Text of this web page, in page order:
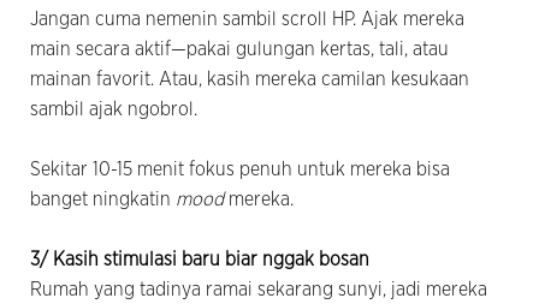
Jangan cuma nemenin sambil scroll HP. Ajak mereka
main secara aktif—pakai gulungan kertas, tali, atau
mainan favorit. Atau, kasih mereka camilan kesukaan
sambil ajak ngobrol.
Sekitar 10-15 menit fokus penuh untuk mereka bisa
banget ningkatin moodmereka.
3/ Kasih stimulasi baru biar nggak bosan
Rumah yang tadinya ramai sekarang sunyi, jadi mereka